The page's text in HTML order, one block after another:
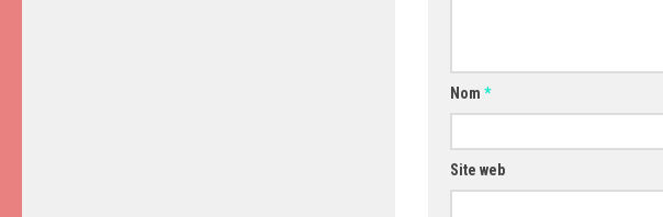
Nom *
Site web